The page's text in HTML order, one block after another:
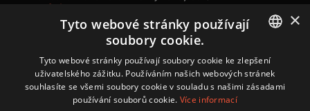
nová videa a podcasty
k prohloubení vašich znalostí.
Přihlášením k newsletteru vyjadřujete svůj souhlas spodmínkami
zpracování osobních údajů.
CZECH
×
Tyto webové stránky používají
soubory cookie.
Tyto webové stránky používají soubory cookie ke zlepšení
uživatelského zážitku. Používáním našich webových stránek
souhlasíte se všemi soubory cookie v souladu s našimi zásadami
používání souborů cookie. Více informací